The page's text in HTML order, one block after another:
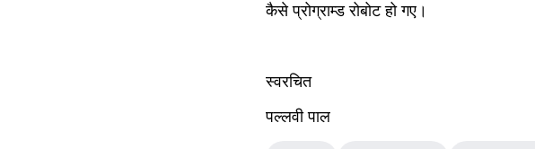
कैसे प्रोग्राम्ड रोबोट हो गए।
स्वरचित
पल्लवी पाल